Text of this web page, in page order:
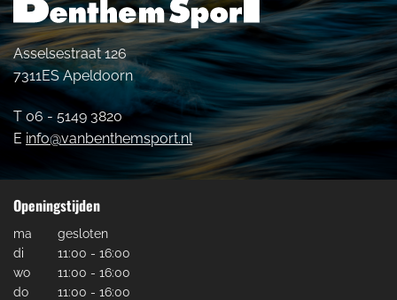
Asselsestraat 126
7311ES Apeldoorn
T 06 - 5149 3820
E info@vanbenthemsport.nl
Openingstijden
ma
gesloten
di
11:00 - 16:00
wo
11:00 - 16:00
do
11:00 - 16:00